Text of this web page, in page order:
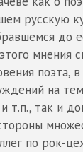
русскую
до
мнения
поэта, в
на
т.п., так и
по рок-